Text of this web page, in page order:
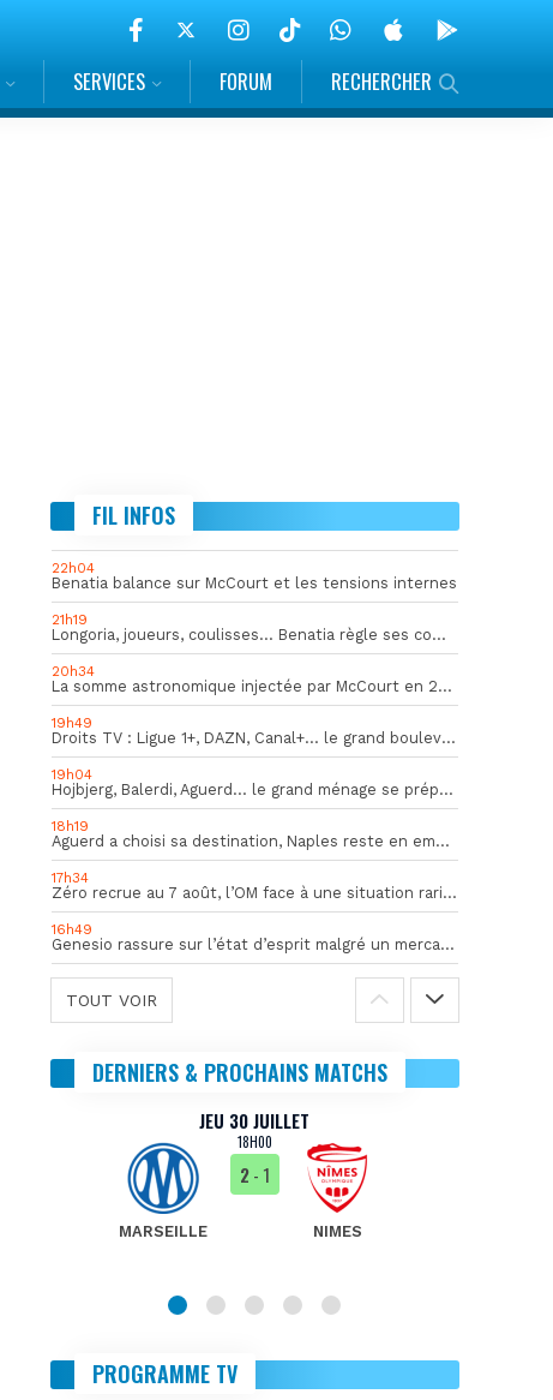
SERVICES FORUM RECHERCHER
FIL INFOS
22h04
Benatia balance sur McCourt et les tensions internes
21h19
Longoria, joueurs, coulisses… Benatia règle ses comptes !
20h34
La somme astronomique injectée par McCourt en 2026 pour soutenir l’OM
19h49
Droits TV : Ligue 1+, DAZN, Canal+… le grand bouleversement
19h04
Hojbjerg, Balerdi, Aguerd… le grand ménage se prépare
18h19
Aguerd a choisi sa destination, Naples reste en embuscade
17h34
Zéro recrue au 7 août, l’OM face à une situation rarissime en Europe
16h49
Genesio rassure sur l’état d’esprit malgré un mercato inquiétant
TOUT VOIR
DERNIERS & PROCHAINS MATCHS
JEU 30 JUILLET
18H00
MARSEILLE
2- 1
NIMES
PROGRAMME TV